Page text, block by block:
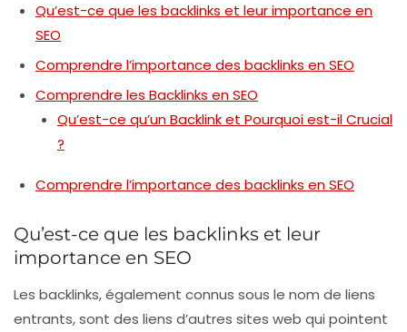
Qu’est-ce que les backlinks et leur importance en
SEO
Comprendre l’importance des backlinks en SEO
Comprendre les Backlinks en SEO
Qu’est-ce qu’un Backlink et Pourquoi est-il Crucial
?
Comprendre l’importance des backlinks en SEO
Qu’est-ce que les backlinks et leur
importance en SEO
Les backlinks, également connus sous le nom de liens
entrants, sont des liens d’autres sites web qui pointent